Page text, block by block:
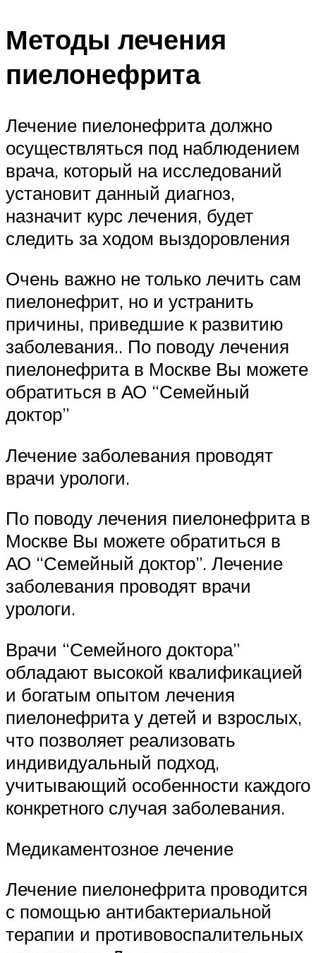
Методы лечения
пиелонефрита
Лечение пиелонефрита должно
осуществляться под наблюдением
врача, который на исследований
установит данный диагноз,
назначит курс лечения, будет
следить за ходом выздоровления
Очень важно не только лечить сам
пиелонефрит, но и устранить
причины, приведшие к развитию
заболевания.. По поводу лечения
пиелонефрита в Москве Вы можете
обратиться в АО “Семейный
доктор”
Лечение заболевания проводят
врачи урологи.
По поводу лечения пиелонефрита в
Москве Вы можете обратиться в
АО “Семейный доктор”. Лечение
заболевания проводят врачи
урологи.
Врачи “Семейного доктора”
обладают высокой квалификацией
и богатым опытом лечения
пиелонефрита у детей и взрослых,
что позволяет реализовать
индивидуальный подход,
учитывающий особенности каждого
конкретного случая заболевания.
Медикаментозное лечение
Лечение пиелонефрита проводится
с помощью антибактериальной
терапии и противовоспалительных